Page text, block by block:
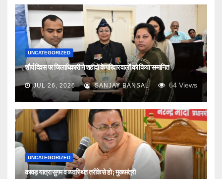
UNCATEGORIZED
शौर्य दिवस पर जिलाधिकारी ने शहीदों के परिवार वालों को किया सम्मानित
JUL 26, 2026 SANJAY BANSAL 64 Views
UNCATEGORIZED
कावड़ यात्रा सुगम व व्यवस्थित तरीके से हो ; मुख्यमंत्री